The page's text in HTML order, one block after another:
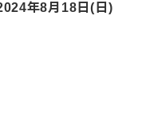
年8月18日(日)